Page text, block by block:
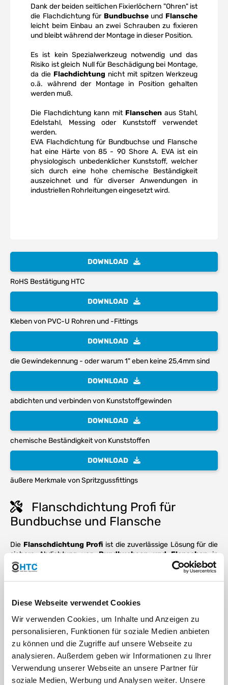
Diese Webseite verwendet Cookies
Wir verwenden Cookies, um Inhalte und Anzeigen zu
personalisieren, Funktionen für soziale Medien anbieten
zu können und die Zugriffe auf unsere Webseite zu
analysieren. Außerdem geben wir Informationen zu Ihrer
Verwendung unserer Webseite an unsere Partner für
soziale Medien, Werbung und Analysen weiter. Unsere
Dank der beiden seitlichen Fixierlöchern "Ohren" ist
die Flachdichtung für Bundbuchseund Flansche
leicht beim Einbau an zwei Schrauben zu fixieren
und bleibt während der Montage in dieser Position.
Es ist kein Spezialwerkzeug notwendig und das
Risiko ist gleich Null für Beschädigung bei Montage,
da die Flachdichtung nicht mit spitzen Werkzeug
o.ä. während der Montage in Position gehalten
werden muß.
Die Flachdichtung kann mit Flanschenaus Stahl,
Edelstahl, Messing oder Kunststoff verwendet
werden.
EVA Flachdichtung für Bundbuchse und Flansche
hat eine Härte von 85 - 90 Shore A. EVA ist ein
physiologisch unbedenklicher Kunststoff, welcher
sich durch eine hohe chemische Beständigkeit
auszeichnet und für diverser Anwendungen in
industriellen Rohrleitungen eingesetzt wird.
DOWNLOAD
RoHS Bestätigung HTC
DOWNLOAD
Kleben von PVC-U Rohren und -Fittings
DOWNLOAD
die Gewindekennung - oder warum 1" eben keine 25,4mm sind
DOWNLOAD
abdichten und verbinden von Kunststoffgewinden
DOWNLOAD
chemische Beständigkeit von Kunststoffen
DOWNLOAD
äußere Merkmale von Spritzgussfittings
Flanschdichtung Profi für
Bundbuchse und Flansche
Die Flanschdichtung Profi ist die zuverlässige Lösung für die
sichere Abdichtung von Bundbuchsen und Flanschen
in
industriellen Anwendungen. Sie wurde speziell für hohe
mechanische Belastungen, präzise Passgenauigkeit und eine
lange Lebensdauer entwickelt. Dank hochwertiger Materialien
Verbindung selbst unter anspruchsvollen Betriebsbedingungen
Beanspruchung.
Unsereprofessionellen Flanschdichtungen aus EVAfür
Bundbuchsen eignen sich ideal für den Einsatz im
Maschinenbau, Anlagenbau, in der Hydraulik sowie in der
Automobil- und Energietechnik. Die exakte Abstimmung auf
gängige Flanschgeometrien sorgt für eine einfache Montage